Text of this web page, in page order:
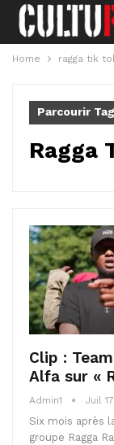
Home ragga tik
Parcourir Tag
Ragga
Clip :
Alfa sur «
Admin1 Juil
Six mois après
groupe Ragga